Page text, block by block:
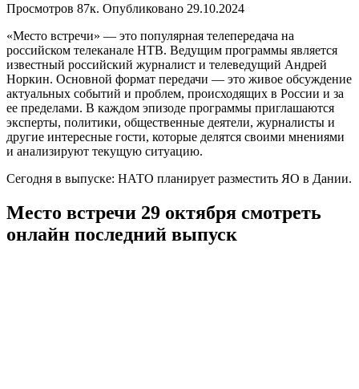
Просмотров 87к. Опубликовано 29.10.2024
«Место встречи» — это популярная телепередача на
российском телеканале НТВ. Ведущим программы является
известный российский журналист и телеведущий Андрей
Норкин. Основной формат передачи — это живое обсуждение
актуальных событий и проблем, происходящих в России и за
ее пределами. В каждом эпизоде программы приглашаются
эксперты, политики, общественные деятели, журналисты и
другие интересные гости, которые делятся своими мнениями
и анализируют текущую ситуацию.
Сегодня в выпуске: НАТО планирует разместить ЯО в Дании.
Место встречи 29 октября смотреть
онлайн последний выпуск